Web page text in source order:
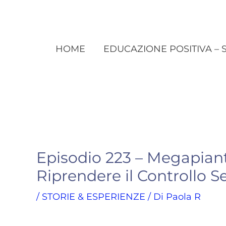
HOME EDUCAZIONE POSITIVA –
Episodio 223 –
Riprendere il Controllo
/ STORIE & ESPERIENZE / Di Paola R